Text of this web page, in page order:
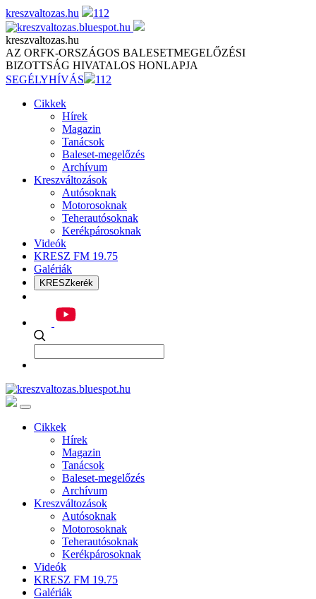
Skip
to
content
kreszvaltozas.hu 112
kreszvaltozas.hu
AZ ORFK-ORSZÁGOS BALESETMEGELŐZÉSI
BIZOTTSÁG HIVATALOS HONLAPJA
SEGÉLYHÍVÁS
112
Cikkek
Hírek
Magazin
Tanácsok
Baleset-megelőzés
Archívum
Kreszváltozások
Autósoknak
Motorosoknak
Teherautósoknak
Kerékpárosoknak
Videók
KRESZ FM 19.75
Galériák
KRESZkerék
Cikkek
Hírek
Magazin
Tanácsok
Baleset-megelőzés
Archívum
Kreszváltozások
Autósoknak
Motorosoknak
Teherautósoknak
Kerékpárosoknak
Videók
KRESZ FM 19.75
Galériák